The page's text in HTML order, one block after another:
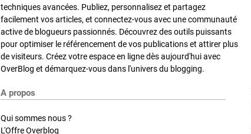
techniques avancées. Publiez, personnalisez et partagez
facilement vos articles, et connectez-vous avec une communauté
active de blogueurs passionnés. Découvrez des outils puissants
pour optimiser le référencement de vos publications et attirer plus
de visiteurs. Créez votre espace en ligne dès aujourd'hui avec
OverBlog et démarquez-vous dans l'univers du blogging.
A propos
Qui sommes nous ?
L'Offre Overblog